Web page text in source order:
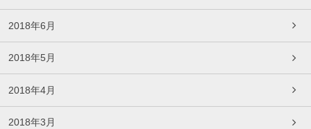
2018年6月
2018年5月
2018年4月
2018年3月